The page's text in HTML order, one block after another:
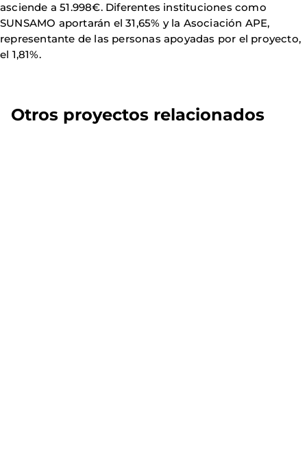
asciende a 51.998€. Diferentes instituciones como
SUNSAMO aportarán el 31,65% y la Asociación APE,
representante de las personas apoyadas por el proyecto,
el 1,81%.
Otros proyectos relacionados